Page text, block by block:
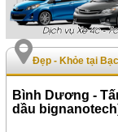
Đẹp - Khỏe tại
Bình Dương -
dầu